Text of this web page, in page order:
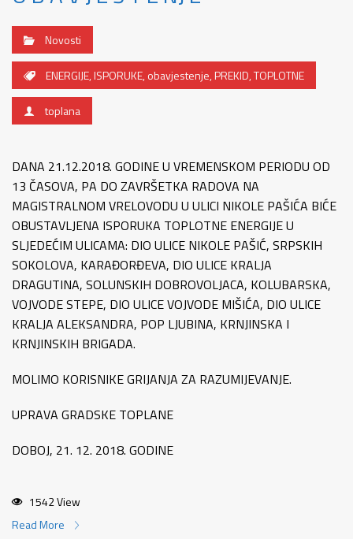
Novosti
ENERGIJE,ISPORUKE,obavjestenje,PREKID,TOPLOTNE
toplana
DANA 21.12.2018. GODINE U VREMENSKOM PERIODU OD
13 ČASOVA, PA DO ZAVRŠETKA RADOVA NA
MAGISTRALNOM VRELOVODU U ULICI NIKOLE PAŠIĆA BIĆE
OBUSTAVLJENA ISPORUKA TOPLOTNE ENERGIJE U
SLJEDEĆIM ULICAMA: DIO ULICE NIKOLE PAŠIĆ, SRPSKIH
SOKOLOVA, KARAĐORĐEVA, DIO ULICE KRALJA
DRAGUTINA, SOLUNSKIH DOBROVOLJACA, KOLUBARSKA,
VOJVODE STEPE, DIO ULICE VOJVODE MIŠIĆA, DIO ULICE
KRALJA ALEKSANDRA, POP LJUBINA, KRNJINSKA I
KRNJINSKIH BRIGADA.
MOLIMO KORISNIKE GRIJANJA ZA RAZUMIJEVANJE.
UPRAVA GRADSKE TOPLANE
DOBOJ, 21. 12. 2018. GODINE
1542 View
Read More